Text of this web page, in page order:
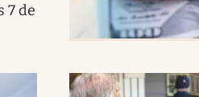
7 de